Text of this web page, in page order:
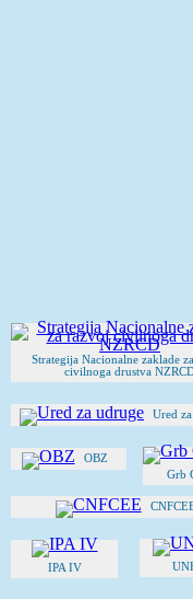
Strategija Nacionalne zaklade
civilnoga drustva
Ured
OBZ
Grb
IPA IV